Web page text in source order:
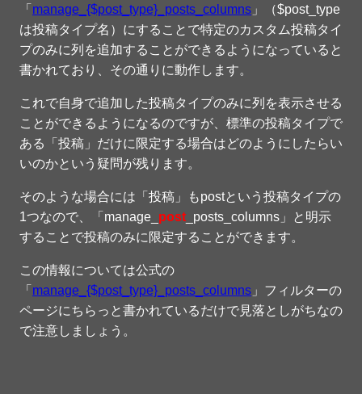
「manage_{$post_type}_posts_columns 」（$post_type
は投稿タイプ名）にすることで特定のカスタム投稿タイ
プのみに列を追加することができるようになっていると
書かれており、その通りに動作します。
これで自身で追加した投稿タイプのみに列を表示させる
ことができるようになるのですが、標準の投稿タイプで
ある「投稿」だけに限定する場合はどのようにしたらい
いのかという疑問が残ります。
そのような場合には「投稿」もpostという投稿タイプの
1つなので、「manage_ post _posts_columns」と明示
することで投稿のみに限定することができます。
この情報については公式の
「manage_{$post_type}_posts_columns 」フィルターの
ページにちらっと書かれているだけで見落としがちなの
で注意しましょう。